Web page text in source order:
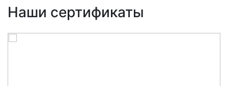
Наши сертификаты